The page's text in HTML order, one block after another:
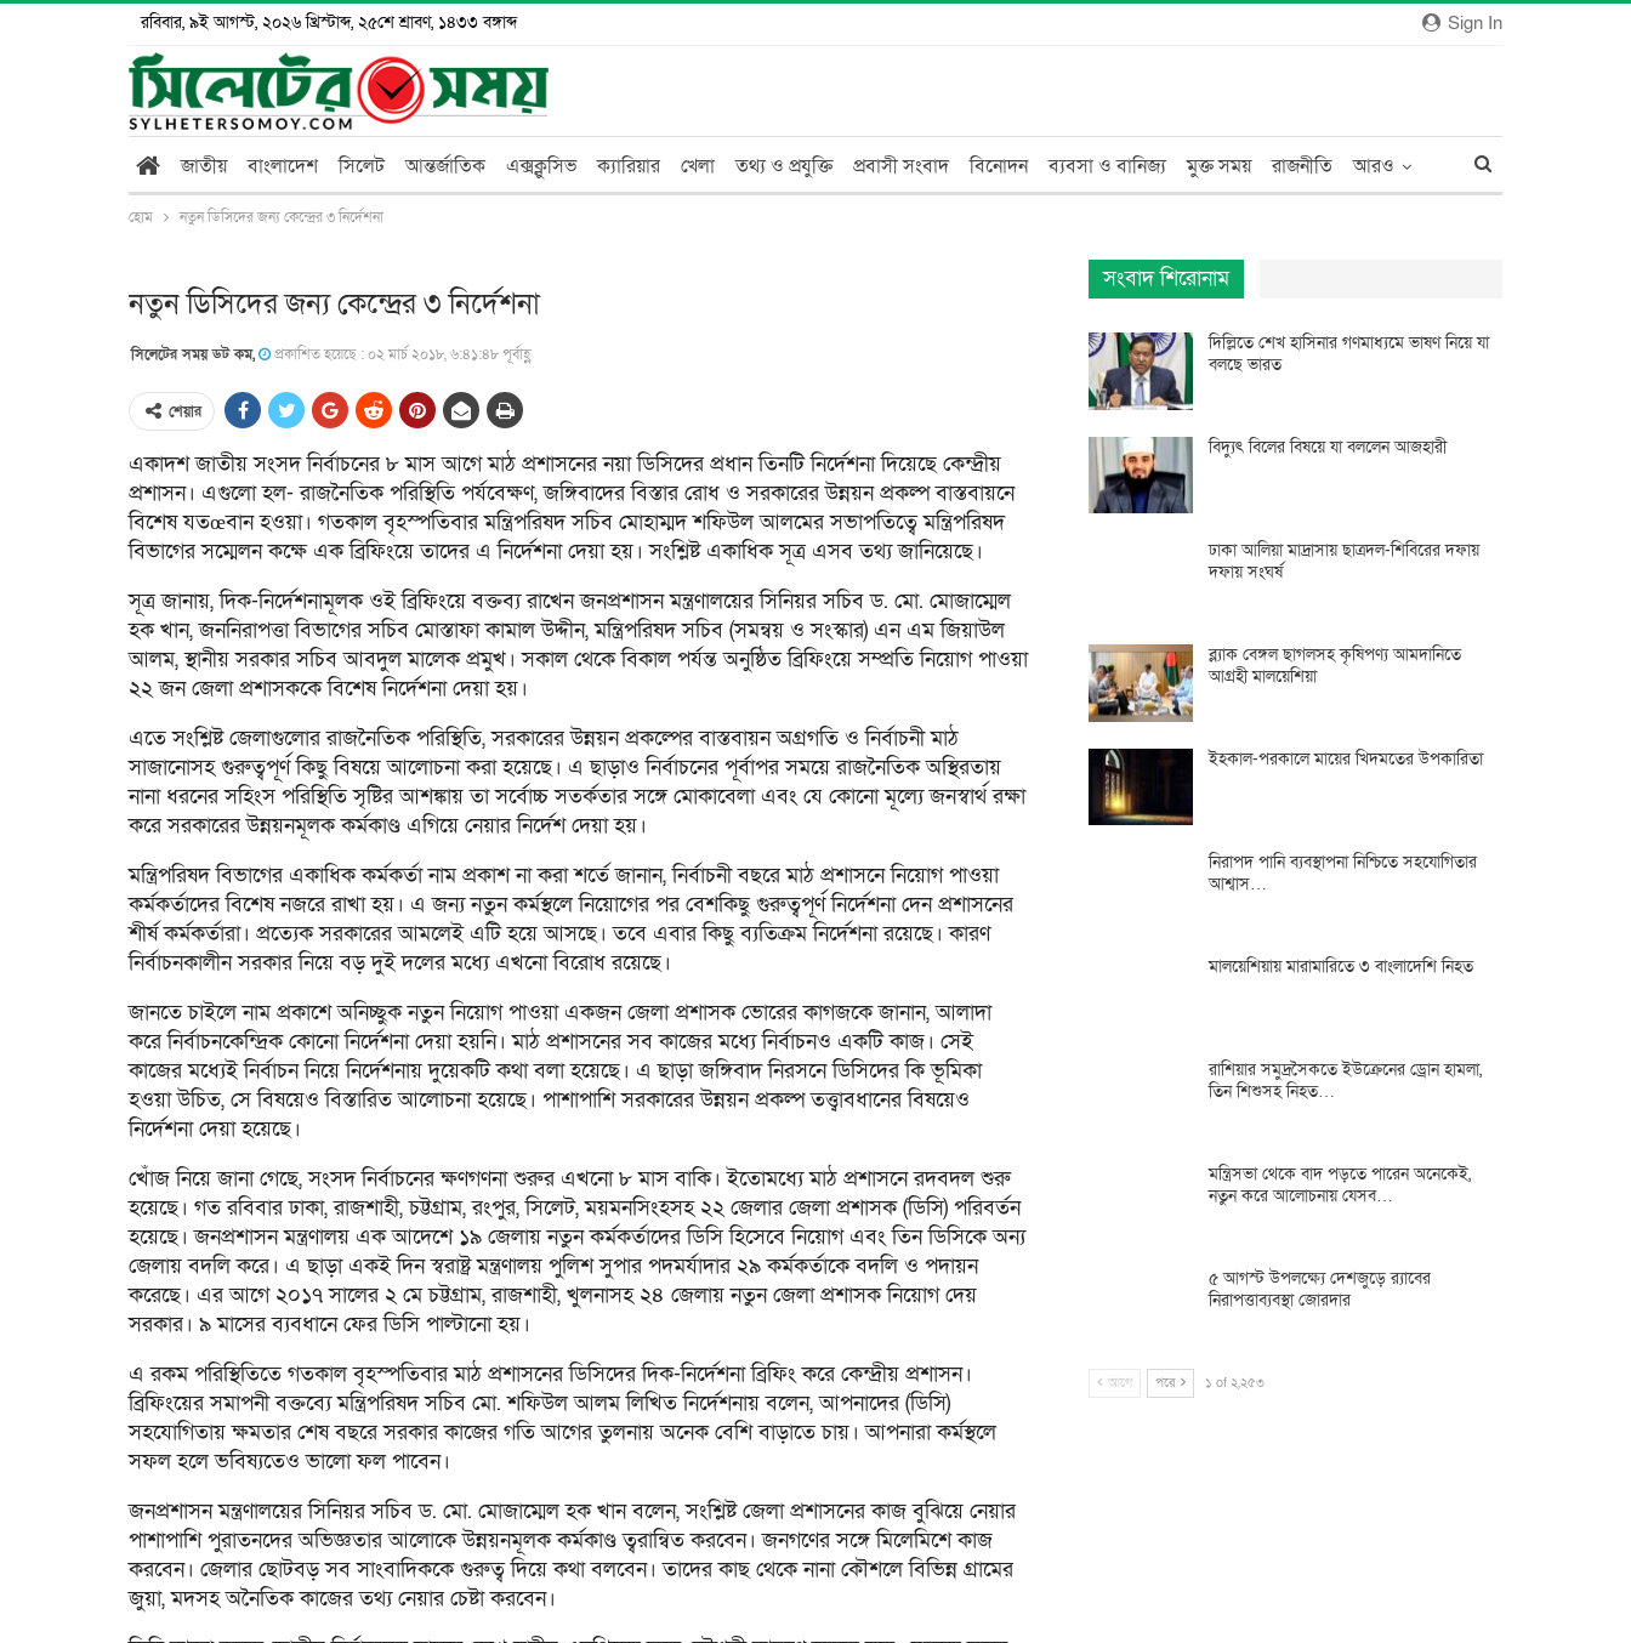
Sign In
রবিবার, ৯ই আগস্ট, ২০২৬ খ্রিস্টাব্দ, ২৫শে শ্রাবণ, ১৪৩৩ বঙ্গাব্দ
জাতীয় বাংলাদেশ সিলেট আন্তর্জাতিক এক্সক্লুসিভ ক্যারিয়ার খেলা তথ্য ও প্রযুক্তি প্রবাসী সংবাদ বিনোদন ব্যবসা ও বানিজ্য মুক্ত সময় রাজনীতি আরও
হোম নতুন ডিসিদের জন্য কেন্দ্রের ৩ নির্দেশনা
নতুন ডিসিদের জন্য কেন্দ্রের ৩ নির্দেশনা
সিলেটের সময় ডট কম, প্রকাশিত হয়েছে : ০২ মার্চ ২০১৮, ৬:৪১:৪৮ পূর্বাহ্ণ
শেয়ার
একাদশ জাতীয় সংসদ নির্বাচনের ৮ মাস আগে মাঠ প্রশাসনের নয়া ডিসিদের প্রধান তিনটি নির্দেশনা দিয়েছে কেন্দ্রীয়
প্রশাসন। এগুলো হল- রাজনৈতিক পরিস্থিতি পর্যবেক্ষণ, জঙ্গিবাদের বিস্তার রোধ ও সরকারের উন্নয়ন প্রকল্প বাস্তবায়নে
বিশেষ যতœবান হওয়া। গতকাল বৃহস্পতিবার মন্ত্রিপরিষদ সচিব মোহাম্মদ শফিউল আলমের সভাপতিত্বে মন্ত্রিপরিষদ
বিভাগের সম্মেলন কক্ষে এক ব্রিফিংয়ে তাদের এ নির্দেশনা দেয়া হয়। সংশ্লিষ্ট একাধিক সূত্র এসব তথ্য জানিয়েছে।
সূত্র জানায়, দিক-নির্দেশনামূলক ওই ব্রিফিংয়ে বক্তব্য রাখেন জনপ্রশাসন মন্ত্রণালয়ের সিনিয়র সচিব ড. মো. মোজাম্মেল
হক খান, জননিরাপত্তা বিভাগের সচিব মোস্তাফা কামাল উদ্দীন, মন্ত্রিপরিষদ সচিব (সমন্বয় ও সংস্কার) এন এম জিয়াউল
আলম, স্থানীয় সরকার সচিব আবদুল মালেক প্রমুখ। সকাল থেকে বিকাল পর্যন্ত অনুষ্ঠিত ব্রিফিংয়ে সম্প্রতি নিয়োগ পাওয়া
২২ জন জেলা প্রশাসককে বিশেষ নির্দেশনা দেয়া হয়।
এতে সংশ্লিষ্ট জেলাগুলোর রাজনৈতিক পরিস্থিতি, সরকারের উন্নয়ন প্রকল্পের বাস্তবায়ন অগ্রগতি ও নির্বাচনী মাঠ
সাজানোসহ গুরুত্বপূর্ণ কিছু বিষয়ে আলোচনা করা হয়েছে। এ ছাড়াও নির্বাচনের পূর্বাপর সময়ে রাজনৈতিক অস্থিরতায়
নানা ধরনের সহিংস পরিস্থিতি সৃষ্টির আশঙ্কায় তা সর্বোচ্চ সতর্কতার সঙ্গে মোকাবেলা এবং যে কোনো মূল্যে জনস্বার্থ রক্ষা
করে সরকারের উন্নয়নমূলক কর্মকাণ্ড এগিয়ে নেয়ার নির্দেশ দেয়া হয়।
মন্ত্রিপরিষদ বিভাগের একাধিক কর্মকর্তা নাম প্রকাশ না করা শর্তে জানান, নির্বাচনী বছরে মাঠ প্রশাসনে নিয়োগ পাওয়া
কর্মকর্তাদের বিশেষ নজরে রাখা হয়। এ জন্য নতুন কর্মস্থলে নিয়োগের পর বেশকিছু গুরুত্বপূর্ণ নির্দেশনা দেন প্রশাসনের
শীর্ষ কর্মকর্তারা। প্রত্যেক সরকারের আমলেই এটি হয়ে আসছে। তবে এবার কিছু ব্যতিক্রম নির্দেশনা রয়েছে। কারণ
নির্বাচনকালীন সরকার নিয়ে বড় দুই দলের মধ্যে এখনো বিরোধ রয়েছে।
জানতে চাইলে নাম প্রকাশে অনিচ্ছুক নতুন নিয়োগ পাওয়া একজন জেলা প্রশাসক ভোরের কাগজকে জানান, আলাদা
করে নির্বাচনকেন্দ্রিক কোনো নির্দেশনা দেয়া হয়নি। মাঠ প্রশাসনের সব কাজের মধ্যে নির্বাচনও একটি কাজ। সেই
কাজের মধ্যেই নির্বাচন নিয়ে নির্দেশনায় দুয়েকটি কথা বলা হয়েছে। এ ছাড়া জঙ্গিবাদ নিরসনে ডিসিদের কি ভূমিকা
হওয়া উচিত, সে বিষয়েও বিস্তারিত আলোচনা হয়েছে। পাশাপাশি সরকারের উন্নয়ন প্রকল্প তত্ত্বাবধানের বিষয়েও
নির্দেশনা দেয়া হয়েছে।
খোঁজ নিয়ে জানা গেছে, সংসদ নির্বাচনের ক্ষণগণনা শুরুর এখনো ৮ মাস বাকি। ইতোমধ্যে মাঠ প্রশাসনে রদবদল শুরু
হয়েছে। গত রবিবার ঢাকা, রাজশাহী, চট্টগ্রাম, রংপুর, সিলেট, ময়মনসিংহসহ ২২ জেলার জেলা প্রশাসক (ডিসি) পরিবর্তন
হয়েছে। জনপ্রশাসন মন্ত্রণালয় এক আদেশে ১৯ জেলায় নতুন কর্মকর্তাদের ডিসি হিসেবে নিয়োগ এবং তিন ডিসিকে অন্য
জেলায় বদলি করে। এ ছাড়া একই দিন স্বরাষ্ট্র মন্ত্রণালয় পুলিশ সুপার পদমর্যাদার ২৯ কর্মকর্তাকে বদলি ও পদায়ন
করেছে। এর আগে ২০১৭ সালের ২ মে চট্টগ্রাম, রাজশাহী, খুলনাসহ ২৪ জেলায় নতুন জেলা প্রশাসক নিয়োগ দেয়
সরকার। ৯ মাসের ব্যবধানে ফের ডিসি পাল্টানো হয়।
এ রকম পরিস্থিতিতে গতকাল বৃহস্পতিবার মাঠ প্রশাসনের ডিসিদের দিক-নির্দেশনা ব্রিফিং করে কেন্দ্রীয় প্রশাসন।
ব্রিফিংয়ের সমাপনী বক্তব্যে মন্ত্রিপরিষদ সচিব মো. শফিউল আলম লিখিত নির্দেশনায় বলেন, আপনাদের (ডিসি)
সহযোগিতায় ক্ষমতার শেষ বছরে সরকার কাজের গতি আগের তুলনায় অনেক বেশি বাড়াতে চায়। আপনারা কর্মস্থলে
সফল হলে ভবিষ্যতেও ভালো ফল পাবেন।
জনপ্রশাসন মন্ত্রণালয়ের সিনিয়র সচিব ড. মো. মোজাম্মেল হক খান বলেন, সংশ্লিষ্ট জেলা প্রশাসনের কাজ বুঝিয়ে নেয়ার
পাশাপাশি পুরাতনদের অভিজ্ঞতার আলোকে উন্নয়নমূলক কর্মকাণ্ড ত্বরান্বিত করবেন। জনগণের সঙ্গে মিলেমিশে কাজ
করবেন। জেলার ছোটবড় সব সাংবাদিককে গুরুত্ব দিয়ে কথা বলবেন। তাদের কাছ থেকে নানা কৌশলে বিভিন্ন গ্রামের
জুয়া, মদসহ অনৈতিক কাজের তথ্য নেয়ার চেষ্টা করবেন।
সংবাদ শিরোনাম
দিল্লিতে শেখ হাসিনার গণমাধ্যমে ভাষণ নিয়ে যা
বলছে ভারত
বিদ্যুৎ বিলের বিষয়ে যা বললেন আজহারী
ঢাকা আলিয়া মাদ্রাসায় ছাত্রদল-শিবিরের দফায়
দফায় সংঘর্ষ
ব্ল্যাক বেঙ্গল ছাগলসহ কৃষিপণ্য আমদানিতে
আগ্রহী মালয়েশিয়া
ইহকাল-পরকালে মায়ের খিদমতের উপকারিতা
নিরাপদ পানি ব্যবস্থাপনা নিশ্চিতে সহযোগিতার
আশ্বাস…
মালয়েশিয়ায় মারামারিতে ৩ বাংলাদেশি নিহত
রাশিয়ার সমুদ্রসৈকতে ইউক্রেনের ড্রোন হামলা,
তিন শিশুসহ নিহত…
মন্ত্রিসভা থেকে বাদ পড়তে পারেন অনেকেই,
নতুন করে আলোচনায় যেসব…
৫ আগস্ট উপলক্ষ্যে দেশজুড়ে র‌্যাবের
নিরাপত্তাব্যবস্থা জোরদার
আগে পরে ১ of ২,২৫৩